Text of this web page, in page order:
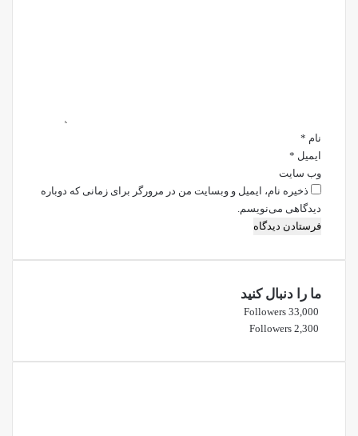
نام *
ایمیل *
وب‌ سایت
ذخیره نام، ایمیل و وبسایت من در مرورگر برای زمانی که دوباره
دیدگاهی می‌نویسم.
ما را دنبال کنید
33,000
Followers
2,300
Followers